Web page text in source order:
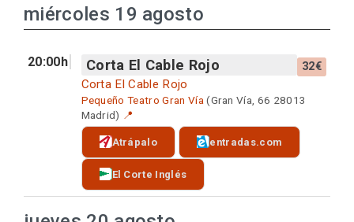
miércoles 19 agosto
20:00h Corta El Cable Rojo 32€
Corta El Cable Rojo
Pequeño Teatro Gran Vía(Gran Vía, 66 28013
Madrid) 📍
Atrápalo entradas.com
El Corte Inglés